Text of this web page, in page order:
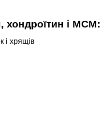
хондроїтин і МСМ:
і хрящів